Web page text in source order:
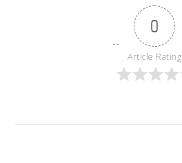
0
Article Rating